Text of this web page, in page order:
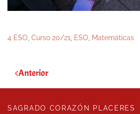
4 ESO Curso 20/21 ESO Matemáticas
Anterior
SAGRADO CORAZÓN PLACERES